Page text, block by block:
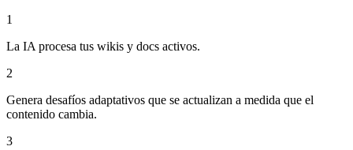
1
La IA procesa tus wikis y docs activos.
2
Genera desafíos adaptativos que se actualizan a medida que el
contenido cambia.
3